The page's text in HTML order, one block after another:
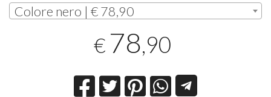
Colore nero | € 78,90
€ 78,90